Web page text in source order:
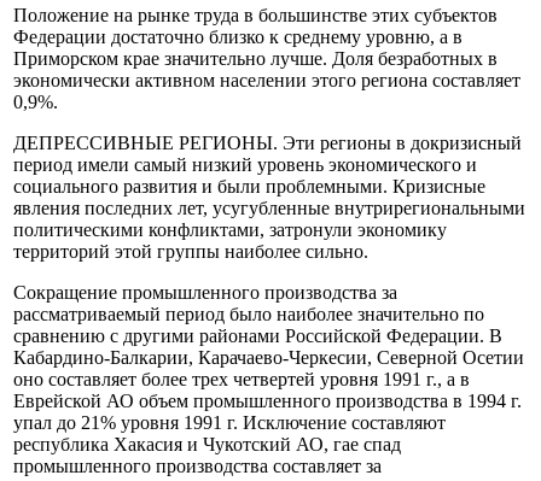
Положение на рынке труда в большинстве этих субъектов
Федерации достаточно близко к среднему уровню, а в
Приморском крае значительно лучше. Доля безработных в
экономически активном населении этого региона составляет
0,9%.
ДЕПРЕССИВНЫЕ РЕГИОНЫ. Эти регионы в докризисный
период имели самый низкий уровень экономического и
социального развития и были проблемными. Кризисные
явления последних лет, усугубленные внутрирегиональными
политическими конфликтами, затронули экономику
территорий этой группы наиболее сильно.
Сокращение промышленного производства за
рассматриваемый период было наиболее значительно по
сравнению с другими районами Российской Федерации. В
Кабардино-Балкарии, Карачаево-Черкесии, Северной Осетии
оно составляет более трех четвертей уровня 1991 г., а в
Еврейской АО объем промышленного производства в 1994 г.
упал до 21% уровня 1991 г. Исключение составляют
республика Хакасия и Чукотский АО, гае спад
промышленного производства составляет за